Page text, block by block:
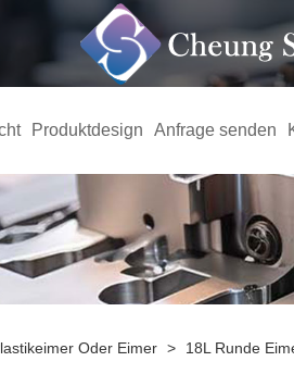
Produktdesign Anfrage senden
Oder Eimer > 18L Runde